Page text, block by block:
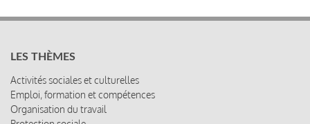
LES THÈMES
Activités sociales et culturelles
Emploi, formation et compétences
Organisation du travail